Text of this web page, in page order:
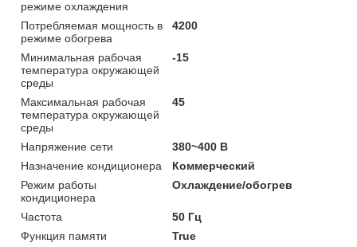
режиме охлаждения
Потребляемая мощность в
режиме обогрева
4200
Минимальная рабочая
температура окружающей
среды
-15
Максимальная рабочая
температура окружающей
среды
45
Напряжение сети
380~400 В
Назначение кондиционера
Коммерческий
Режим работы
кондиционера
Охлаждение/обогрев
Частота
50 Гц
Функция памяти
True